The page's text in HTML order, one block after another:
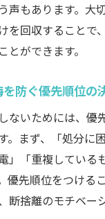
声もあります。大
を回収することで
とができます。
防ぐ優先順位の
ないためには、優
。まず、「処分に
」「重複している
優先順位をつける
断捨離のモチベー